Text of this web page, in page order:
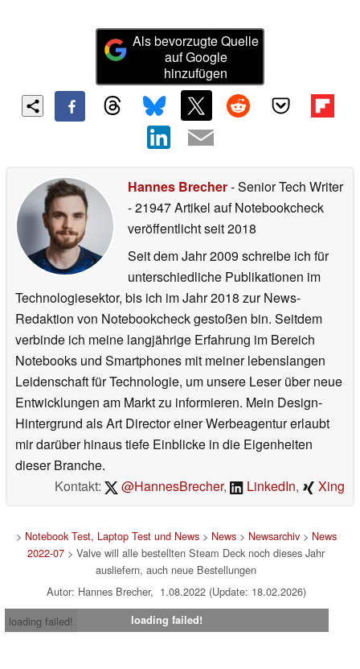
Als bevorzugte Quelle
auf Google
hinzufügen
Hannes Brecher- Senior Tech Writer
- 21947 Artikel auf Notebookcheck
veröffentlichtseit 2018
Seit dem Jahr 2009 schreibe ich für
unterschiedliche Publikationen im
Technologiesektor, bis ich im Jahr 2018 zur News-
Redaktion von Notebookcheck gestoßen bin. Seitdem
verbinde ich meine langjährige Erfahrung im Bereich
Notebooks und Smartphones mit meiner lebenslangen
Leidenschaft für Technologie, um unsere Leser über neue
Entwicklungen am Markt zu informieren. Mein Design-
Hintergrund als Art Director einer Werbeagentur erlaubt
mir darüber hinaus tiefe Einblicke in die Eigenheiten
dieser Branche.
Kontakt:
@HannesBrecher, LinkedIn, Xing
> Notebook Test, Laptop Test und News> News> Newsarchiv> News
2022-07 > Valve will alle bestellten Steam Deck noch dieses Jahr
ausliefern, auch neue Bestellungen
Autor: Hannes Brecher, 1.08.2022 (Update: 18.02.2026)
loading failed!
loading failed!